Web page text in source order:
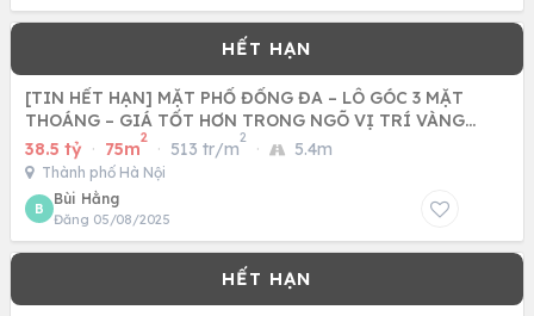
[TIN HẾT HẠN] MẶT PHỐ ĐỐNG ĐA – LÔ GÓC 3 MẶT
THOÁNG – GIÁ TỐT HƠN TRONG NGÕ VỊ TRÍ VÀNG
TRUNG TÂM
38.5 tỷ · 75m
2
· 513 tr/m
2
· 5.4m
Thành phố Hà Nội
B
Bùi Hằng
Đăng 05/08/2025